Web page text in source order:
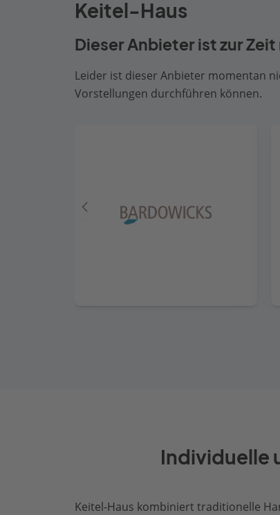
Keitel-Haus
Dieser Anbieter ist zur
Leider ist dieser Anbieter momentan
Vorstellungen durchführen können.
Vorheriger
Individuelle
Keitel-Haus kombiniert traditionelle